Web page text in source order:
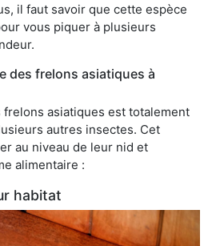
il faut savoir que cette espèce
vous piquer à plusieurs
des frelons asiatiques à
frelons asiatiques est totalement
autres insectes. Cet
au niveau de leur nid et
alimentaire :
habitat